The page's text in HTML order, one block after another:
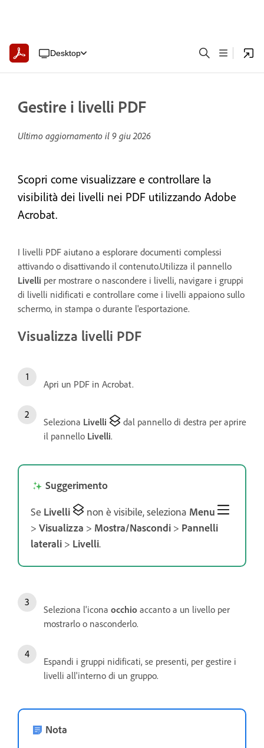
Desktop
Gestire i livelli PDF
Ultimo aggiornamento il 9 giu 2026
Scopri come visualizzare e controllare la
visibilità dei livelli nei PDF utilizzando Adobe
Acrobat.
I livelli PDF aiutano a esplorare documenti complessi
attivando o disattivando il contenuto.Utilizza il pannello
Livelli per mostrare o nascondere i livelli, navigare i gruppi
di livelli nidificati e controllare come i livelli appaiono sullo
schermo, in stampa o durante l'esportazione.
Visualizza livelli PDF
Apri un PDF in Acrobat.
Seleziona Livelli
dal pannello di destra per aprire
il pannello Livelli.
Suggerimento
Se Livelli non è visibile, seleziona Menu
> Visualizza > Mostra/Nascondi > Pannelli
laterali > Livelli.
Seleziona l'icona occhio accanto a un livello per
mostrarlo o nasconderlo.
Espandi i gruppi nidificati, se presenti, per gestire i
livelli all'interno di un gruppo.
Nota